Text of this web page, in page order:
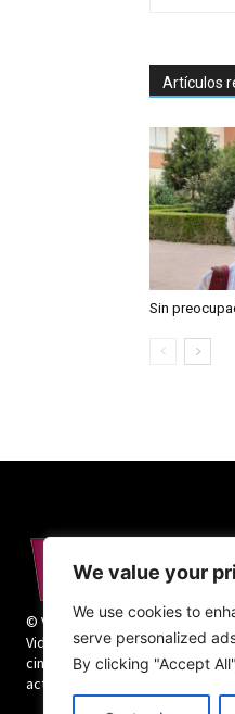
We value your
We use cookies to
serve personalized
By clicking "Accept
Artículos
Sin
© Vida Religiosa. Todos los
Vida Religiosa es una revista
cinco números monográficos
actualidad de la vida religiosa.